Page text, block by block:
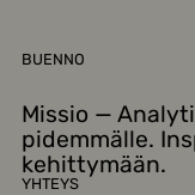
BUENNO
Missio —
pidemmälle.
kehittymään.
YHTEYS